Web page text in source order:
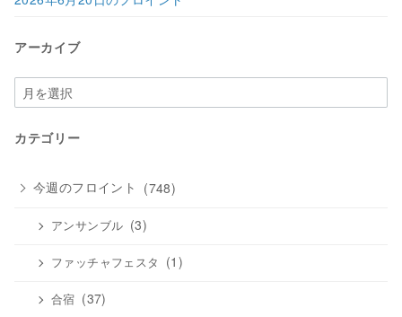
アーカイブ
ア
ー
イ
カテゴリー
今週のフロイント (748)
アンサンブル (3)
ファッチャフェスタ (1)
合宿 (37)